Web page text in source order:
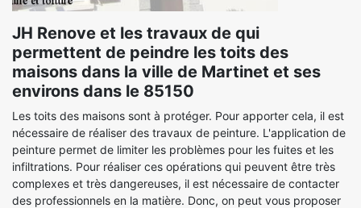
JH Renove et les travaux de qui
permettent de peindre les toits des
maisons dans la ville de Martinet et ses
environs dans le 85150
Les toits des maisons sont à protéger. Pour apporter cela, il est
nécessaire de réaliser des travaux de peinture. L'application de
peinture permet de limiter les problèmes pour les fuites et les
infiltrations. Pour réaliser ces opérations qui peuvent être très
complexes et très dangereuses, il est nécessaire de contacter
des professionnels en la matière. Donc, on peut vous proposer